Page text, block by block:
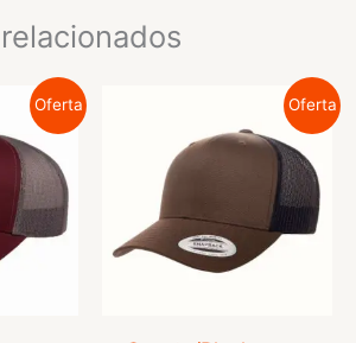
Oferta Oferta